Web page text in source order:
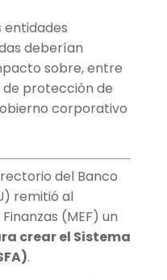
entidades
deberían
sobre, entre
de protección de
corporativo
del Banco
remitió al
(MEF) un
crear el Sistema
.